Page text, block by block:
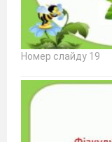
Номер слайду 19